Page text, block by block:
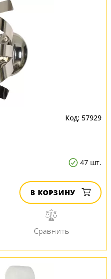
57929
47 шт.
В КОРЗИНУ